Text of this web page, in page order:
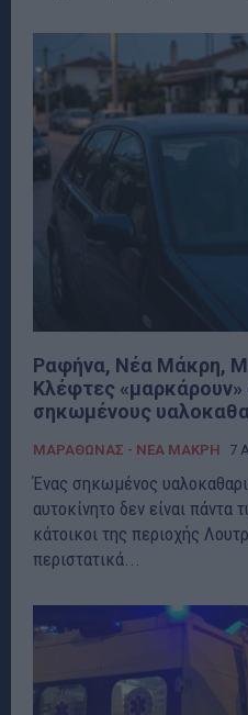
Ραφήνα, Νέα Μάκρη,
Κλέφτες «μαρκάρουν»
σηκωμένους
ΜΑΡΑΘΩΝΑΣ - ΝΕΑ ΜΑΚΡΗ 7
Ένας σηκωμένος
αυτοκίνητο δεν είναι πάντα
κάτοικοι της περιοχής
περιστατικά...